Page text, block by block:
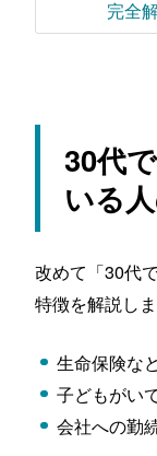
完全
30代
いる
改めて「30代
特徴を解説しま
生命保険な
子どもがい
会社への勤